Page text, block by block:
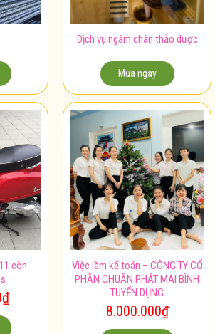
Dịch vụ ngâm chân thảo dược
Mua ngay
còn
₫
Việc làm kế toán – CÔNG TY CỔ
PHẦN CHUẨN PHÁT MAI BÌNH
TUYỂN DỤNG
8.000.000₫